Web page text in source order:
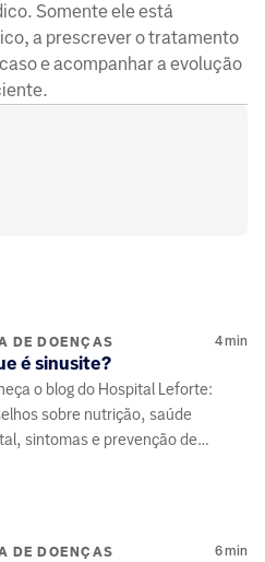
Somente ele está
a prescrever o tratamento
e acompanhar a evolução
DE DOENÇAS 4min
é sinusite?
o blog do Hospital Leforte:
sobre nutrição, saúde
sintomas e prevenção de
DE DOENÇAS 6min